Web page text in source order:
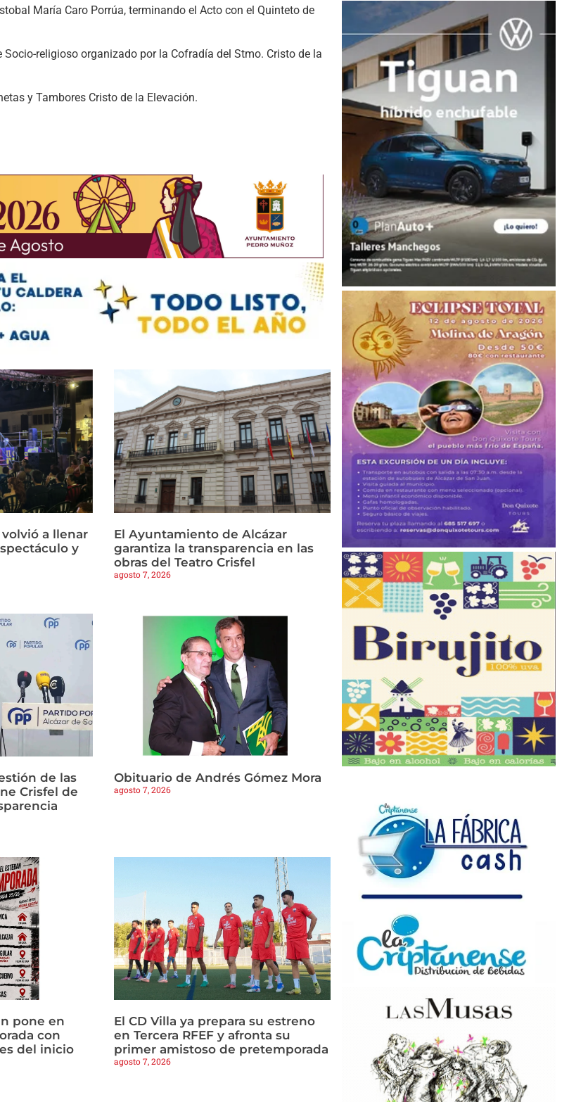
María Caro Porrúa, terminando el Acto con el Quinteto de
religioso organizado por la Cofradía del Stmo. Cristo de la
y Tambores Cristo de la Elevación.
volvió a llenar
y
El Ayuntamiento de Alcázar
garantiza la transparencia en las
obras del Teatro Crisfel
agosto 7, 2026
de las
Crisfel de
Obituario de Andrés Gómez Mora
agosto 7, 2026
pone en
con
del inicio
El CD Villa ya prepara su estreno
en Tercera RFEF y afronta su
primer amistoso de pretemporada
agosto 7, 2026